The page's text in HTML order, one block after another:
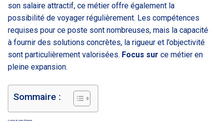
son salaire attractif, ce métier offre également la
possibilité de voyager régulièrement. Les compétences
requises pour ce poste sont nombreuses, mais la capacité
à fournir des solutions concrètes, la rigueur et l’objectivité
sont particulièrement valorisées. Focus sur ce métier en
pleine expansion.
Sommaire :
Le métier de Juriste d’Entreprise